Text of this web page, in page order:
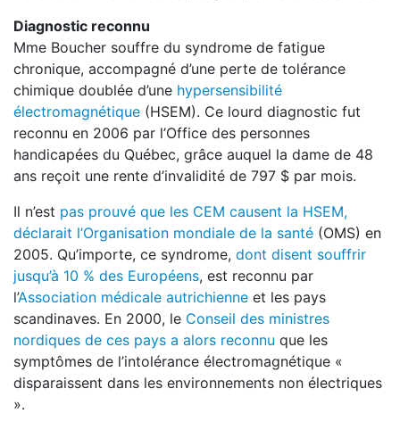
Diagnostic reconnu
Mme Boucher souffre du syndrome de fatigue
chronique, accompagné d’une perte de tolérance
chimique doublée d’une hypersensibilité
électromagnétique (HSEM). Ce lourd diagnostic fut
reconnu en 2006 par l’Office des personnes
handicapées du Québec, grâce auquel la dame de 48
ans reçoit une rente d’invalidité de 797 $ par mois.
Il n’est pas prouvé que les CEM causent la HSEM,
déclarait l’Organisation mondiale de la santé (OMS) en
2005. Qu’importe, ce syndrome, dont disent souffrir
jusqu’à 10 % des Européens, est reconnu par
l’Association médicale autrichienne et les pays
scandinaves. En 2000, le Conseil des ministres
nordiques de ces pays a alors reconnu que les
symptômes de l’intolérance électromagnétique «
disparaissent dans les environnements non électriques
».